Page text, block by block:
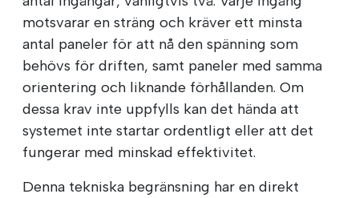
motsvarar en sträng och kräver ett minsta
antal paneler för att nå den spänning som
behövs för driften, samt paneler med samma
orientering och liknande förhållanden. Om
dessa krav inte uppfylls kan det hända att
systemet inte startar ordentligt eller att det
fungerar med minskad effektivitet.
Denna tekniska begränsning har en direkt